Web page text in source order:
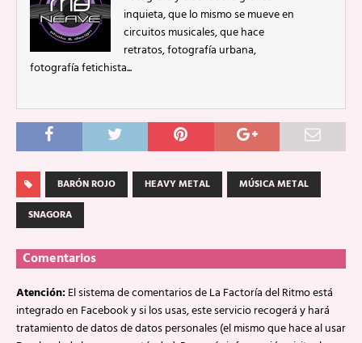
inquieta, que lo mismo se mueve en
circuitos musicales, que hace
retratos, fotografía urbana,
fotografía fetichista...
BARÓN ROJO HEAVY METAL
MÚSICA METAL
SNAGORA
Comentarios
Atención:El sistema de comentarios de La Factoría del Ritmo está
integrado en Facebook y si los usas, este servicio recogerá y hará
tratamiento de datos de datos personales (el mismo que hace al usar